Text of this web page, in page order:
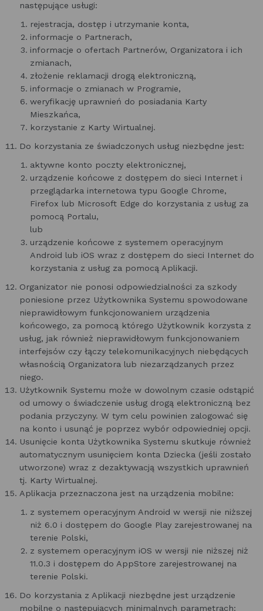
następujące usługi:
rejestracja, dostęp i utrzymanie konta,
informacje o Partnerach,
informacje o ofertach Partnerów, Organizatora i ich
zmianach,
złożenie reklamacji drogą elektroniczną,
informacje o zmianach w Programie,
weryfikację uprawnień do posiadania Karty
Mieszkańca,
korzystanie z Karty Wirtualnej.
Do korzystania ze świadczonych usług niezbędne jest:
aktywne konto poczty elektronicznej,
urządzenie końcowe z dostępem do sieci Internet i
przeglądarka internetowa typu Google Chrome,
Firefox lub Microsoft Edge do korzystania z usług za
pomocą Portalu,
lub
urządzenie końcowe z systemem operacyjnym
Android lub iOS wraz z dostępem do sieci Internet do
korzystania z usług za pomocą Aplikacji.
Organizator nie ponosi odpowiedzialności za szkody
poniesione przez Użytkownika Systemu spowodowane
nieprawidłowym funkcjonowaniem urządzenia
końcowego, za pomocą którego Użytkownik korzysta z
usług, jak również nieprawidłowym funkcjonowaniem
interfejsów czy łączy telekomunikacyjnych niebędących
własnością Organizatora lub niezarządzanych przez
niego.
Użytkownik Systemu może w dowolnym czasie odstąpić
od umowy o świadczenie usług drogą elektroniczną bez
podania przyczyny. W tym celu powinien zalogować się
na konto i usunąć je poprzez wybór odpowiedniej opcji.
Usunięcie konta Użytkownika Systemu skutkuje również
automatycznym usunięciem konta Dziecka (jeśli zostało
utworzone) wraz z dezaktywacją wszystkich uprawnień
tj. Karty Wirtualnej.
Aplikacja przeznaczona jest na urządzenia mobilne:
z systemem operacyjnym Android w wersji nie niższej
niż 6.0 i dostępem do Google Play zarejestrowanej na
terenie Polski,
z systemem operacyjnym iOS w wersji nie niższej niż
11.0.3 i dostępem do AppStore zarejestrowanej na
terenie Polski.
Do korzystania z Aplikacji niezbędne jest urządzenie
mobilne o następujących minimalnych parametrach: